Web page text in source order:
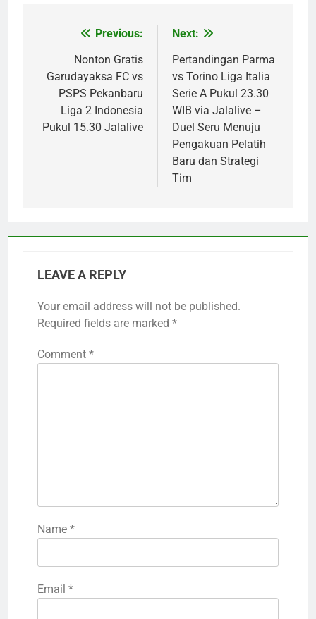
navigation
Previous:
Nonton Gratis
Garudayaksa FC vs
PSPS Pekanbaru
Liga 2 Indonesia
Pukul 15.30 Jalalive
Next:
Pertandingan Parma
vs Torino Liga Italia
Serie A Pukul 23.30
WIB via Jalalive –
Duel Seru Menuju
Pengakuan Pelatih
Baru dan Strategi
Tim
LEAVE A REPLY
Your email address will not be published.
Required fields are marked *
Comment *
Name *
Email *